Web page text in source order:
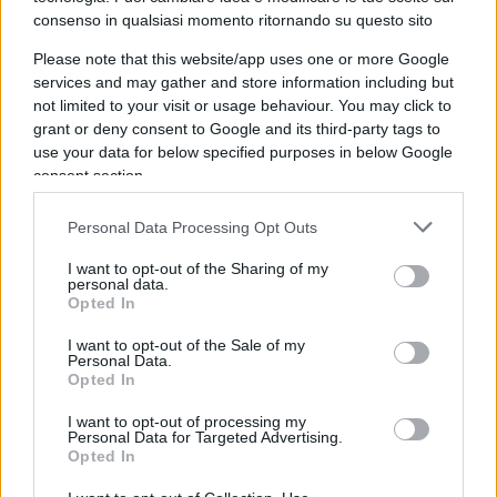
consenso in qualsiasi momento ritornando su questo sito
Please note that this website/app uses one or more Google
services and may gather and store information including but
not limited to your visit or usage behaviour. You may click to
grant or deny consent to Google and its third-party tags to
use your data for below specified purposes in below Google
consent section.
Personal Data Processing Opt Outs
I want to opt-out of the Sharing of my
personal data.
Opted In
I want to opt-out of the Sale of my
Personal Data.
Opted In
I want to opt-out of processing my
Personal Data for Targeted Advertising.
Opted In
prestiti personali (+3,3%) .
Relativamente alla distribuzione dei prestiti per
fascia di importo, il dato cumulato conferma la
preferenza degli italiani per valori inferiori ai
richieste comprese tra 10.001 e 20.000 euro (con il
18,6%) e da quelle tra 5.001 e 10.000 euro (con il
16,2%).
Approfondendo l’analisi per tipologia di
finanziamento, le richieste di
vedono concentrare addirittura il
delle
interrogazioni nella fascia al di sotto dei 5.000